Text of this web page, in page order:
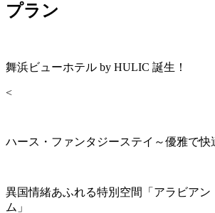
プラン
舞浜ビューホテル by HULIC 誕生！
<
ハース・ファンタジーステイ～優雅で快
異国情緒あふれる特別空間「アラビアン
ム」